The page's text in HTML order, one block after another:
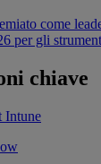
come
per gli
chiave
Intune